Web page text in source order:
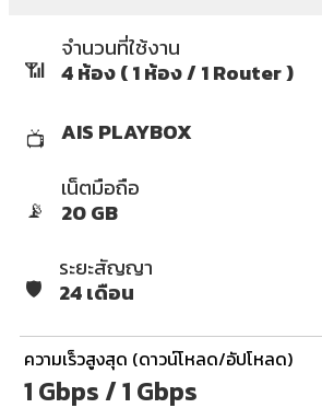
📶
จำนวนที่ใช้งาน
4 ห้อง ( 1 ห้อง / 1 Router )
📺 AIS PLAYBOX
📡
เน็ตมือถือ
20 GB
🛡️
ระยะสัญญา
24 เดือน
ความเร็วสูงสุด (ดาวน์โหลด/อัปโหลด)
1 Gbps / 1 Gbps